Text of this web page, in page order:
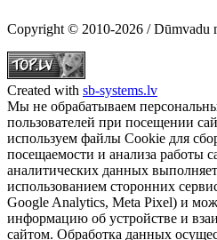
Copyright © 2010-2026 / Dūmvadu
Created with sb-systems.lv
Мы не обрабатываем
пользователей при посещении
используем файлы Cookie для
посещаемости и анализа работы
аналитических данных
использованием сторонних
Google Analytics, Meta Pixel) и
информацию об устройстве и
сайтом. Обработка данных